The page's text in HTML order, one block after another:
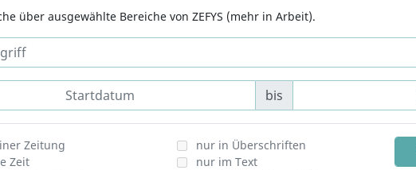
über ausgewählte Bereiche von ZEFYS (mehr in Arbeit).
bis
Zeitung
Zeit
nur in Überschriften
nur im Text